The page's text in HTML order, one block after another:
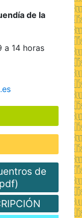
de la
a 14 horas
de